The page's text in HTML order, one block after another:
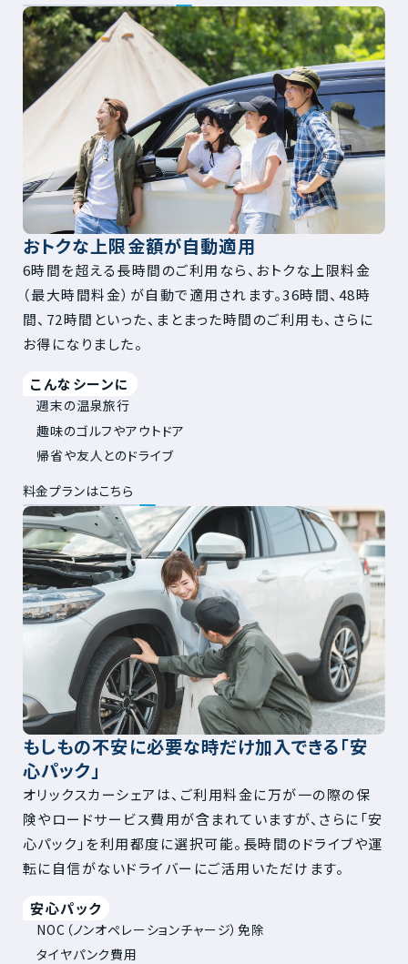
おトクな上限金額が自動適用
6時間を超える長時間のご利用なら、おトクな上限料金
（最大時間料金）が自動で適用されます。36時間、48時
間、72時間といった、まとまった時間のご利用も、さらに
お得になりました。
こんなシーンに
週末の温泉旅行
趣味のゴルフやアウトドア
帰省や友人とのドライブ
料金プランはこちら
もしもの不安に必要な時だけ加入できる「安
心パック」
オリックスカーシェアは、ご利用料金に万が一の際の保
険やロードサービス費用が含まれていますが、さらに「安
心パック」を利用都度に選択可能。長時間のドライブや運
転に自信がないドライバーにご活用いただけます。
安心パック
NOC（ノンオペレーションチャージ）免除
タイヤパンク費用